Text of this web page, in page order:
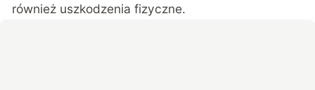
również uszkodzenia fizyczne.